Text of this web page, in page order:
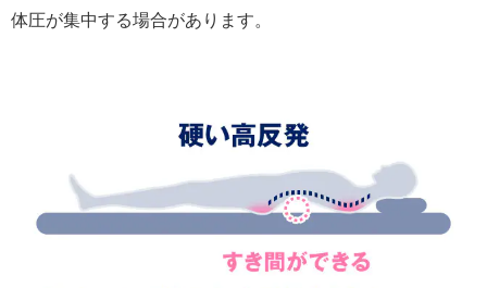
体圧が集中する場合があります。